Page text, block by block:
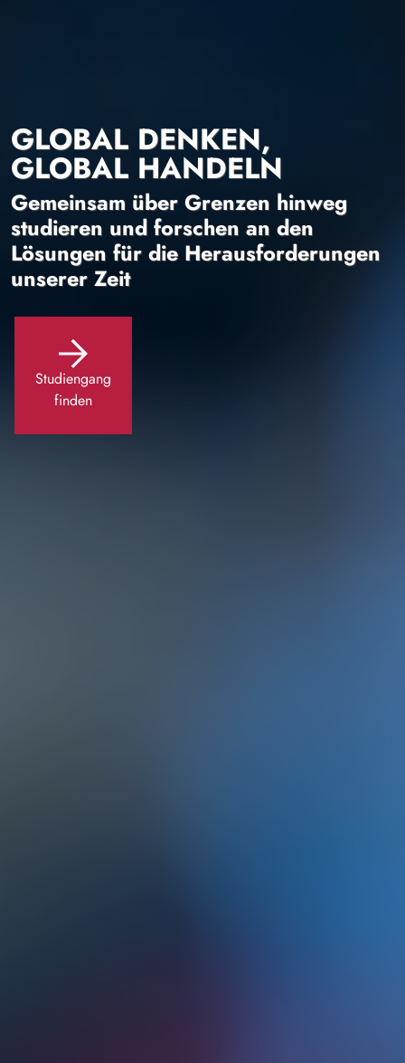
GLOBAL DENKEN,
GLOBAL HANDELN
Gemeinsam über Grenzen hinweg
studieren und forschen an den
Lösungen für die Herausforderungen
unserer Zeit
Studiengang
finden